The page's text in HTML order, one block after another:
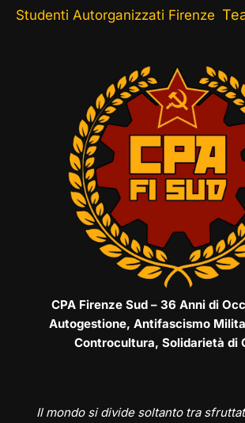
Studenti Autorganizzati Firenze
CPA Firenze Sud – 36 Anni di
Autogestione, Antifascismo
Controcultura, Solidarietà di
Il mondo si divide soltanto tra